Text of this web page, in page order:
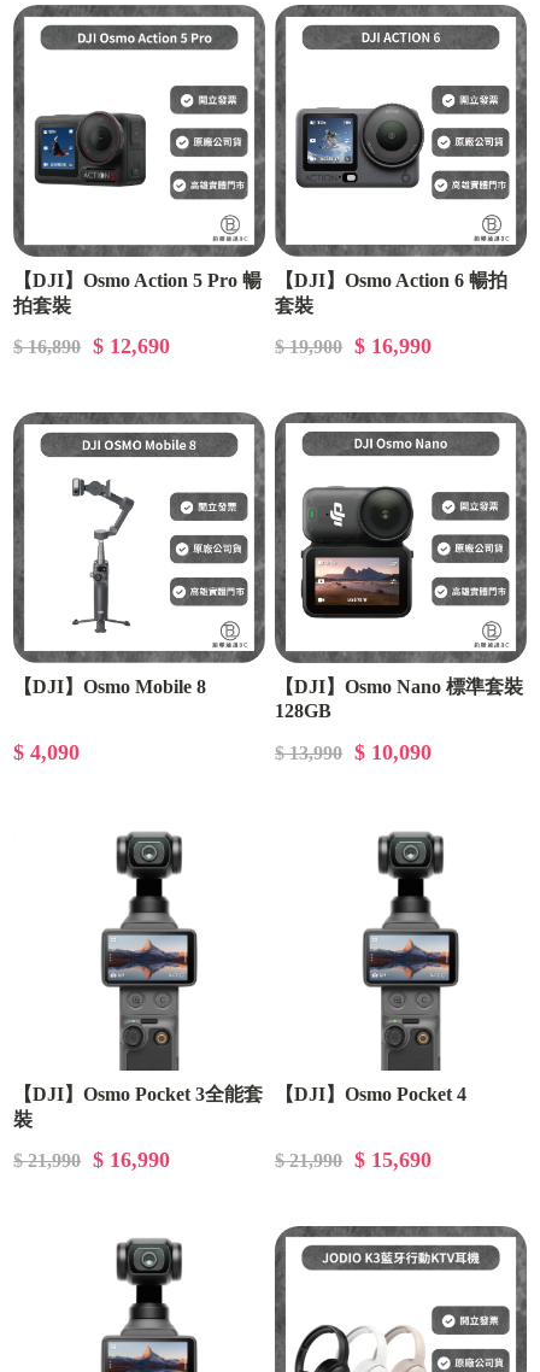
【DJI】Osmo Action 5 Pro 暢
拍套裝
$ 16,890
$ 12,690
【DJI】Osmo Action 6 暢拍
套裝
$ 19,900
$ 16,990
【DJI】Osmo Mobile 8
$ 4,090
【DJI】Osmo Nano 標準套裝
128GB
$ 13,990 $ 10,090
【DJI】Osmo Pocket 3全能套
裝
$ 21,990
$ 16,990
【DJI】Osmo Pocket 4
$ 21,990 $ 15,690